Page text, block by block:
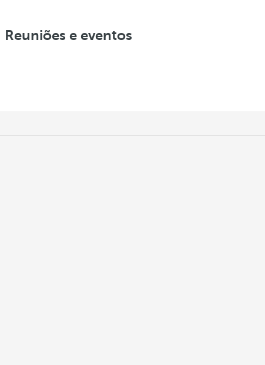
Reuniões e eventos